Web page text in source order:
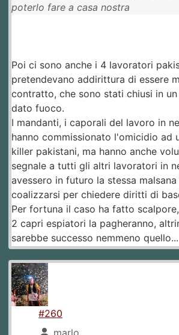
poterlo fare a casa nostra
Poi ci sono anche i 4 lavoratori
pretendevano addirittura di essere
contratto, che sono stati chiusi in
dato fuoco.
I mandanti, i caporali del lavoro in
hanno commissionato l'omicidio ad
killer pakistani, ma hanno anche
segnale a tutti gli altri lavoratori in
avessero in futuro la stessa
coalizzarsi per chiedere diritti di
Per fortuna il caso ha fatto
2 capri espiatori la pagheranno,
sarebbe successo nemmeno quello...
#260